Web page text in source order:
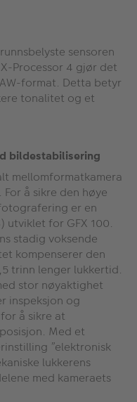
sensoren
Processor 4 gjør det
format. Detta betyr
tonalitet og et
bildestabilisering
mellomformatkamera
å sikre den høye
er en
utviklet for GFX 100.
stadig voksende
kompenserer den
trinn lenger lukkertid.
stor nøyaktighet
inspeksjon og
å sikre at
Med et
”elektronisk
lukkerens
med kameraets